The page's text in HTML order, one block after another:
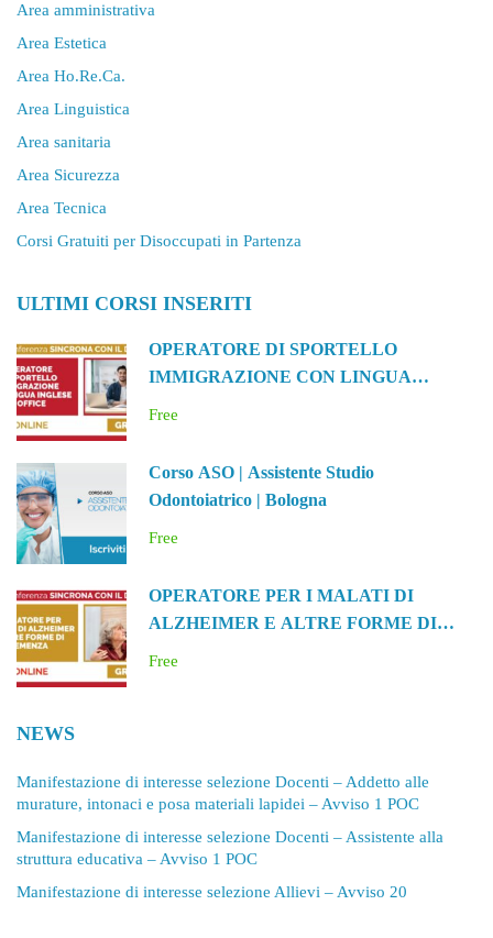
Area amministrativa
Area Estetica
Area Ho.Re.Ca.
Area Linguistica
Area sanitaria
Area Sicurezza
Area Tecnica
Corsi Gratuiti per Disoccupati in Partenza
ULTIMI CORSI INSERITI
OPERATORE DI SPORTELLO
IMMIGRAZIONE CON LINGUA
Free
Corso ASO | Assistente Studio
Odontoiatrico | Bologna
Free
OPERATORE PER I MALATI DI
ALZHEIMER E ALTRE FORME DI
Free
NEWS
Manifestazione di interesse selezione Docenti – Addetto alle
murature, intonaci e posa materiali lapidei – Avviso 1 POC
Manifestazione di interesse selezione Docenti – Assistente alla
struttura educativa – Avviso 1 POC
Manifestazione di interesse selezione Allievi – Avviso 20